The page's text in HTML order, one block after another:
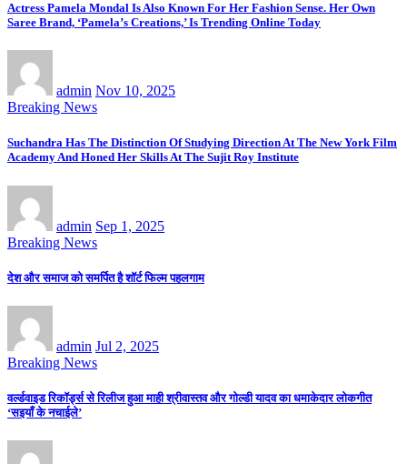
Actress Pamela Mondal Is Also Known For Her Fashion Sense. Her Own
Saree Brand, ‘Pamela’s Creations,’ Is Trending Online Today
admin Nov 10, 2025
Breaking News
Suchandra Has The Distinction Of Studying Direction At The New York Film
Academy And Honed Her Skills At The Sujit Roy Institute
admin Sep 1, 2025
Breaking News
देश और समाज को समर्पित है शॉर्ट फिल्म पहलगाम
admin Jul 2, 2025
Breaking News
वर्ल्डवाइड रिकॉर्ड्स से रिलीज हुआ माही श्रीवास्तव और गोल्डी यादव का धमाकेदार लोकगीत
‘सइयाँ के नचाईले’